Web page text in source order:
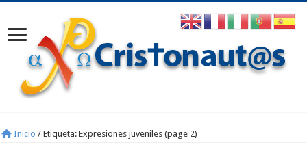
Inicio / Etiqueta:Expresiones juveniles (page 2)